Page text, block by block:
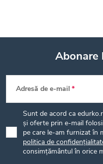
S
u
b
Abonare
Adresă de e-mail
Sunt de acord ca
și oferte prin e-mail
pe care le-am furnizat în
politica de
consimțământul în orice